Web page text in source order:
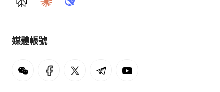
PerplexityClaudeDeepSeek
媒體帳號